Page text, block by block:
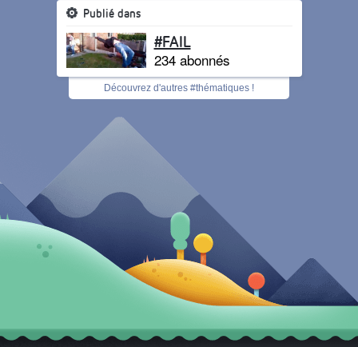
Publié dans
#FAIL
234 abonnés
Découvrez d'autres #thématiques !